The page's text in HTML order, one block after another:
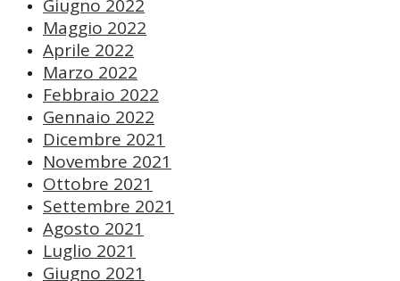
Giugno 2022
Maggio 2022
Aprile 2022
Marzo 2022
Febbraio 2022
Gennaio 2022
Dicembre 2021
Novembre 2021
Ottobre 2021
Settembre 2021
Agosto 2021
Luglio 2021
Giugno 2021